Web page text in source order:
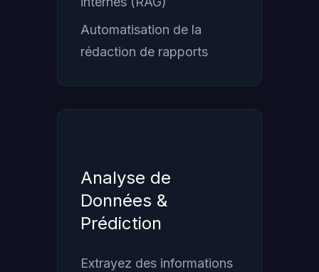
Automatisation de la
rédaction de rapports
Analyse de
Données &
Prédiction
Extrayez des informations